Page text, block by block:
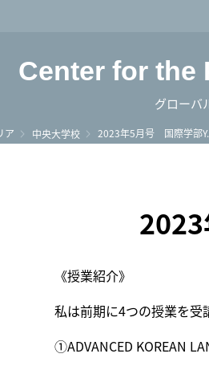
You,
Center for the
グローバ
ア 中央大学校 2023年5月号 国際学部
《授業紹介》
私は前期に4つの授業を受
①ADVANCED KOREAN